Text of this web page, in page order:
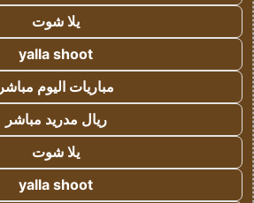
يلا شوت
yalla shoot
مباريات اليوم مباشر
ريال مدريد مباشر
يلا شوت
yalla shoot